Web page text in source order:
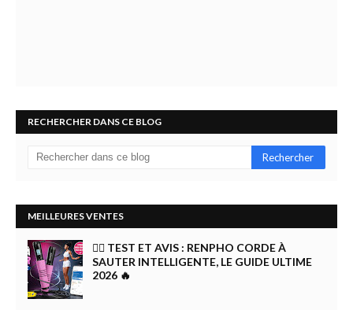
RECHERCHER DANS CE BLOG
MEILLEURES VENTES
🏋️‍♀️ TEST ET AVIS : RENPHO CORDE À
SAUTER INTELLIGENTE, LE GUIDE ULTIME
2026 🔥